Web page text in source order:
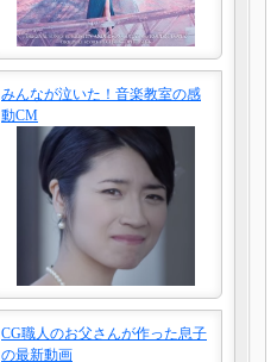
みんなが泣いた！音楽教室の感
動CM
CG職人のお父さんが作った息子
の最新動画